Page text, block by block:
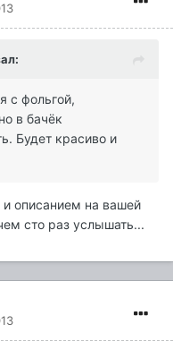
с фольгой,
в бачёк
Будет красиво и
описанием на вашей
сто раз услышать...